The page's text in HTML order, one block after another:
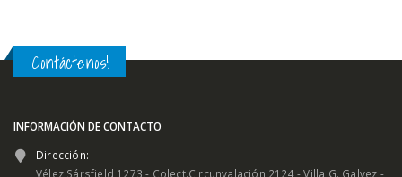
Contáctenos!
INFORMACIÓN DE CONTACTO
Dirección:
Vélez Sársfield 1273 - Colect.Circunvalación 2124 - Villa G. Galvez -